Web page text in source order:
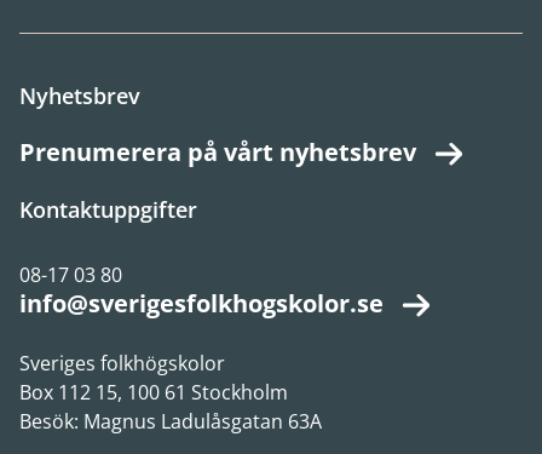
Nyhetsbrev
Prenumerera på vårt nyhetsbrev
Kontaktuppgifter
08-17 03 80
info@sverigesfolkhogskolor.se
Sveriges folkhögskolor
Box 112 15, 100 61 Stockholm
Besök: Magnus Ladulåsgatan 63A